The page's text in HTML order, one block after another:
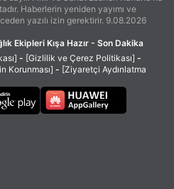
Haberlerin yeniden yayımı ve
yazılı izin gerektirir. 9.08.2026
Ekipleri Kışa Hazır - Son Dakika
- [Gizlilik ve Çerez Politikası] -
Korunması] - [Ziyaretçi Aydınlatma